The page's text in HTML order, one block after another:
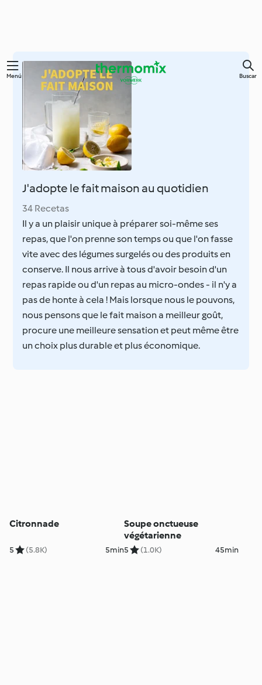
Menú Buscar
J'adopte le fait maison au quotidien
34 Recetas
Il y a un plaisir unique à préparer soi-même ses
repas, que l'on prenne son temps ou que l'on fasse
vite avec des légumes surgelés ou des produits en
conserve. Il nous arrive à tous d'avoir besoin d'un
repas rapide ou d'un repas au micro-ondes - il n'y a
pas de honte à cela ! Mais lorsque nous le pouvons,
nous pensons que le fait maison a meilleur goût,
procure une meilleure sensation et peut même être
un choix plus durable et plus économique.
Citronnade
5 (5.8K) 5min
Soupe onctueuse
végétarienne
5 (1.0K) 45min